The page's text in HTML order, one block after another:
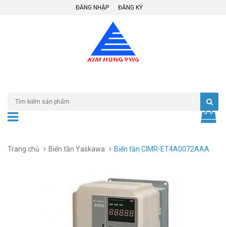
ĐĂNG NHẬP ĐĂNG KÝ
Trang chủ Biến tần Yaskawa Biến tần CIMR-ET4A0072AAA